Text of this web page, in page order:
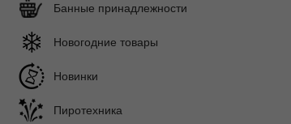
Банные принадлежности
Новогодние товары
Новинки
Пиротехника